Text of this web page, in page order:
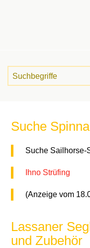
Suchbegriffe
Suche
Suche
Suche Sailhorse-
Ihno Strüfing
(Anzeige vom
Lassaner
und Zubehör